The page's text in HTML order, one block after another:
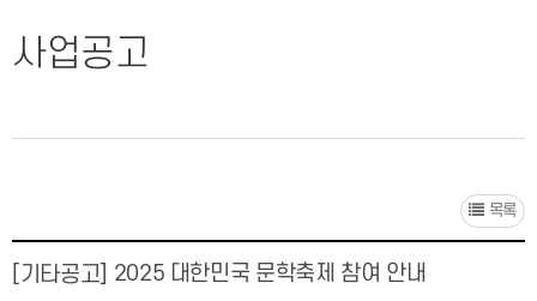
사업공고
목록
[기타공고] 2025 대한민국 문학축제 참여 안내